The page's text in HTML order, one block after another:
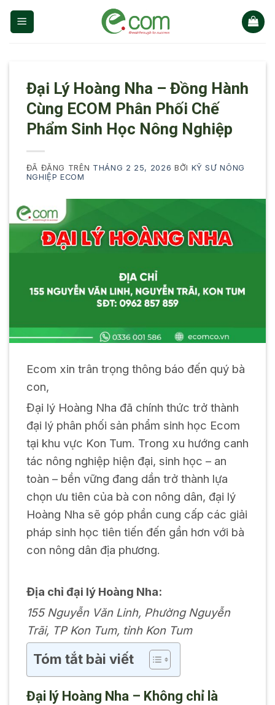
Chuyển
đến
Đại Lý Hoàng Nha – Đồng Hành
Cùng ECOM Phân Phối Chế
Phẩm Sinh Học Nông Nghiệp
ĐÃ ĐĂNG TRÊN THÁNG 2 25, 2026 BỞI KỸ SƯ NÔNG
NGHIỆP ECOM
Ecom xin trân trọng thông báo đến quý bà
con,
Đại lý Hoàng Nha đã chính thức trở thành
đại lý phân phối sản phẩm sinh học Ecom
tại khu vực Kon Tum. Trong xu hướng canh
tác nông nghiệp hiện đại, sinh học – an
toàn – bền vững đang dần trở thành lựa
chọn ưu tiên của bà con nông dân, đại lý
Hoàng Nha sẽ góp phần cung cấp các giải
pháp sinh học tiên tiến đến gần hơn với bà
con nông dân địa phương.
Địa chỉ đại lý Hoàng Nha:
155 Nguyễn Văn Linh, Phường Nguyễn
Trãi, TP Kon Tum, tỉnh Kon Tum
Tóm tắt bài viết
Đại lý Hoàng Nha – Không chỉ là